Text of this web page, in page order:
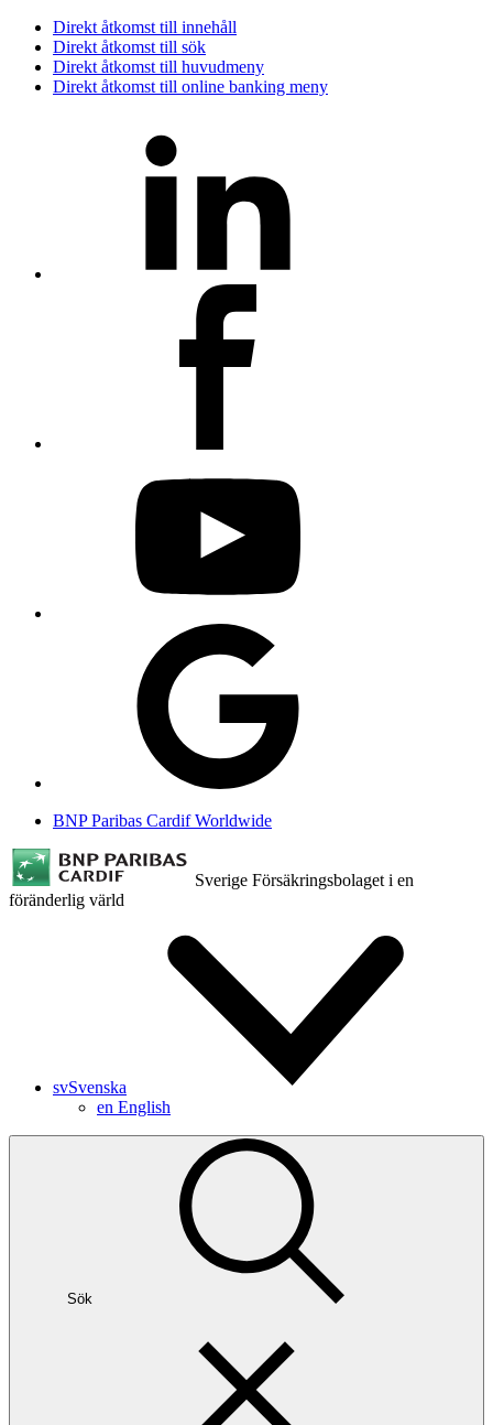
Direkt åtkomst till innehåll
Direkt åtkomst till sök
Direkt åtkomst till huvudmeny
Direkt åtkomst till online banking meny
BNP Paribas Cardif Worldwide
Sverige Försäkringsbolaget i en
föränderlig värld
svSvenska
en English
Sök